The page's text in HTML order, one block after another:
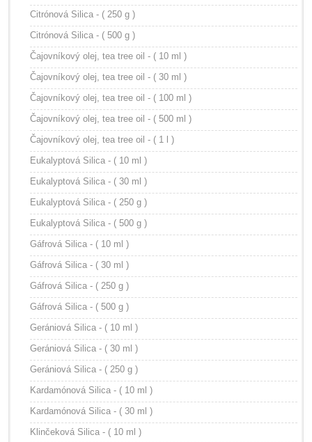
Citrónová Silica - ( 250 g )
Citrónová Silica - ( 500 g )
Čajovníkový olej, tea tree oil - ( 10 ml )
Čajovníkový olej, tea tree oil - ( 30 ml )
Čajovníkový olej, tea tree oil - ( 100 ml )
Čajovníkový olej, tea tree oil - ( 500 ml )
Čajovníkový olej, tea tree oil - ( 1 l )
Eukalyptová Silica - ( 10 ml )
Eukalyptová Silica - ( 30 ml )
Eukalyptová Silica - ( 250 g )
Eukalyptová Silica - ( 500 g )
Gáfrová Silica - ( 10 ml )
Gáfrová Silica - ( 30 ml )
Gáfrová Silica - ( 250 g )
Gáfrová Silica - ( 500 g )
Gerániová Silica - ( 10 ml )
Gerániová Silica - ( 30 ml )
Gerániová Silica - ( 250 g )
Kardamónová Silica - ( 10 ml )
Kardamónová Silica - ( 30 ml )
Klinčeková Silica - ( 10 ml )